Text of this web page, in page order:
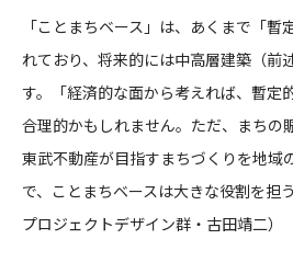
「ことまちベース」は、あくまで「
れており、将来的には中高層建築（前
す。「経済的な面から考えれば、暫定
合理的かもしれません。ただ、まちの
東武不動産が目指すまちづくりを地域
で、ことまちベースは大きな役割を担
プロジェクトデザイン群・古田靖二）